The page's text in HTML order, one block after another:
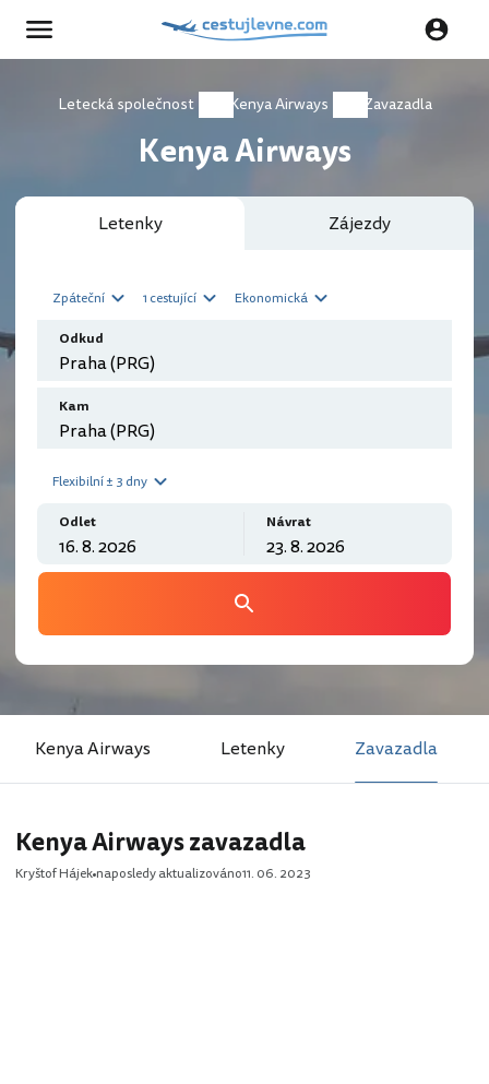
Letecká společnost Kenya Airways Zavazadla
Kenya Airways
Letenky Zájezdy
Zpáteční 1 cestující Ekonomická
Odkud
Kam
Flexibilní ± 3 dny
Odlet Návrat
Kenya Airways Letenky Zavazadla
Kenya Airways zavazadla
Kryštof Hájek naposledy aktualizováno11. 06. 2023